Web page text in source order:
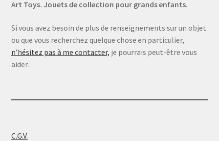
Art Toys. Jouets de collection pour grands enfants.
Si vous avez besoin de plus de renseignements sur un objet
ou que vous recherchez quelque chose en particulier,
n’hésitez pas à me contacter, je pourrais peut-être vous
aider.
C.G.V.